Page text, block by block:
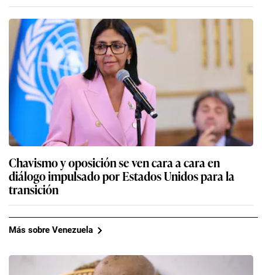
Chavismo y oposición se ven cara a cara en
diálogo impulsado por Estados Unidos para la
transición
Más sobre Venezuela